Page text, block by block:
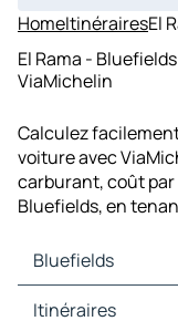
HomeItinérairesEl
El Rama -
ViaMichelin
Calculez
voiture avec
carburant, coût par
Bluefields, en
Bluefields
Bluefields Cartes et
Itinéraires